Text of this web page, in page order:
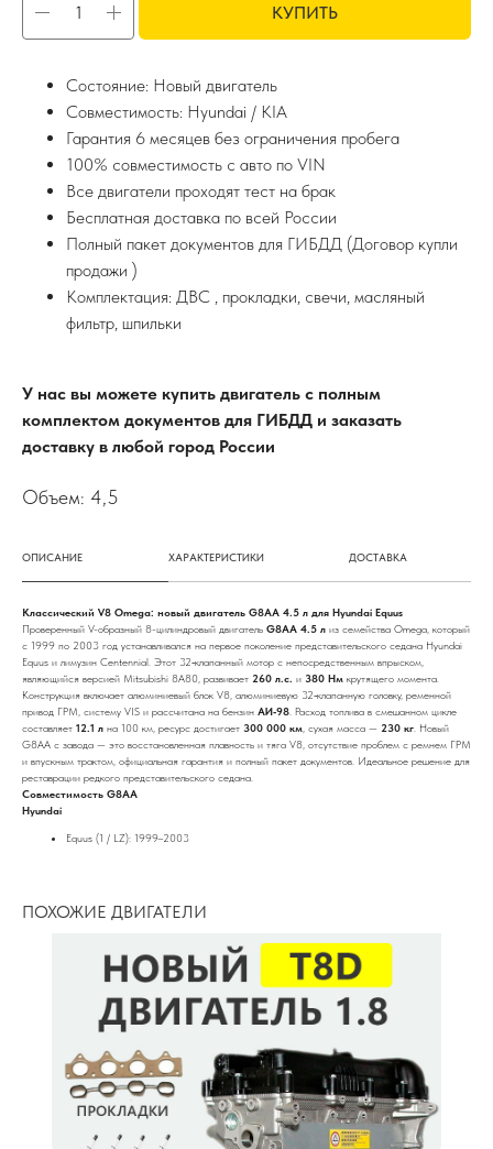
КУПИТЬ
Состояние: Новый двигатель
Совместимость: Hyundai / KIA
Гарантия 6 месяцев без ограничения пробега
100% совместимость с авто по VIN
Все двигатели проходят тест на брак
Бесплатная доставка по всей России
Полный пакет документов для ГИБДД (Договор купли
продажи )
Комплектация: ДВС , прокладки, свечи, масляный
фильтр, шпильки
У нас вы можете купить двигатель с полным
комплектом документов для ГИБДД и заказать
доставку в любой город России
Объем: 4,5
ОПИСАНИЕ ХАРАКТЕРИСТИКИ ДОСТАВКА
Классический V8 Omega: новый двигатель G8AA 4.5 л для Hyundai Equus
Проверенный V-образный 8-цилиндровый двигатель G8AA 4.5 л из семейства Omega, который
с 1999 по 2003 год устанавливался на первое поколение представительского седана Hyundai
Equus и лимузин Centennial. Этот 32‑клапанный мотор с непосредственным впрыском,
являющийся версией Mitsubishi 8A80, развивает 260 л.с. и 380 Нм крутящего момента.
Конструкция включает алюминиевый блок V8, алюминиевую 32‑клапанную головку, ременной
привод ГРМ, систему VIS и рассчитана на бензин АИ‑98 . Расход топлива в смешанном цикле
составляет 12.1 л на 100 км, ресурс достигает 300 000 км , сухая масса — 230 кг . Новый
G8AA с завода — это восстановленная плавность и тяга V8, отсутствие проблем с ремнем ГРМ
и впускным трактом, официальная гарантия и полный пакет документов. Идеальное решение для
реставрации редкого представительского седана.
Совместимость G8AA
Hyundai
Equus (1 / LZ): 1999–2003
ПОХОЖИЕ ДВИГАТЕЛИ